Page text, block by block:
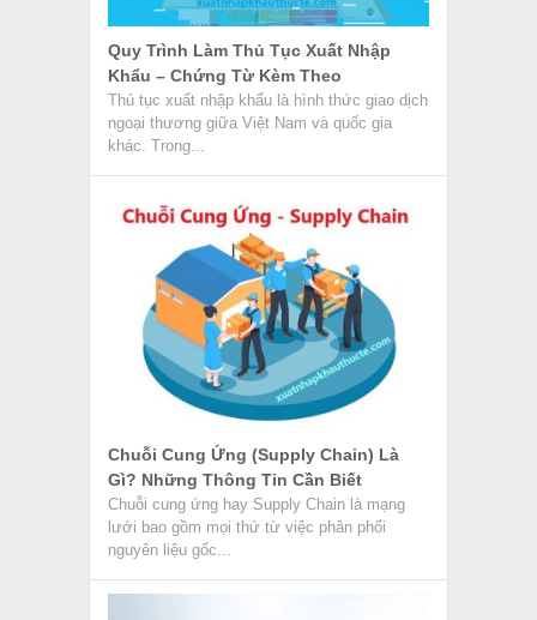
Quy Trình Làm Thủ Tục Xuất Nhập
Khẩu – Chứng Từ Kèm Theo
Thủ tục xuất nhập khẩu là hình thức giao dịch
ngoại thương giữa Việt Nam và quốc gia
khác. Trong...
Chuỗi Cung Ứng (Supply Chain) Là
Gì? Những Thông Tin Cần Biết
Chuỗi cung ứng hay Supply Chain là mạng
lưới bao gồm mọi thứ từ việc phân phối
nguyên liệu gốc...